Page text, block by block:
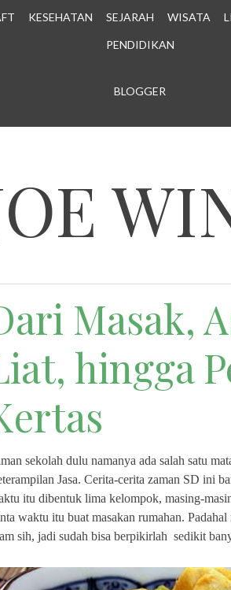
KESEHATAN SEJARAH WISATA
PENDIDIKAN
BLOGGER
Masak,
hingga
sekolah dulu namanya ada salah satu
Jasa. Cerita-cerita zaman SD ini
itu dibentuk lima kelompok, masing-
waktu itu buat masakan rumahan.
sih, jadi sudah bisa berpikirlah sedikit